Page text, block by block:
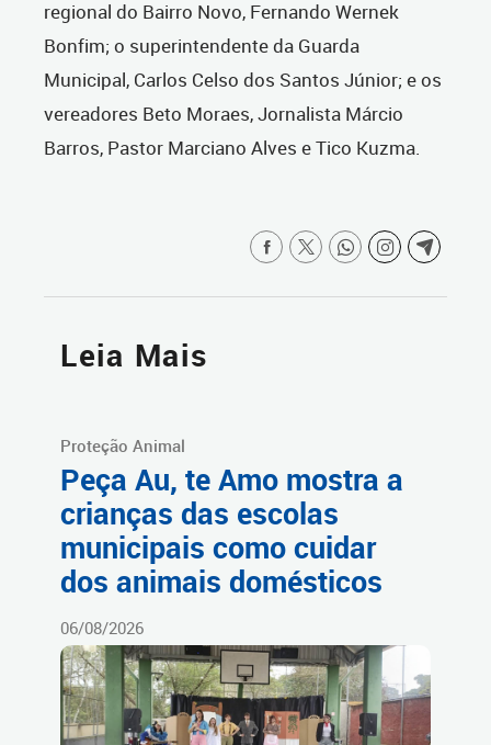
regional do Bairro Novo, Fernando Wernek
Bonfim; o superintendente da Guarda
Municipal, Carlos Celso dos Santos Júnior; e os
vereadores Beto Moraes, Jornalista Márcio
Barros, Pastor Marciano Alves e Tico Kuzma.
Leia Mais
Proteção Animal
Peça Au, te Amo mostra a
crianças das escolas
municipais como cuidar
dos animais domésticos
06/08/2026